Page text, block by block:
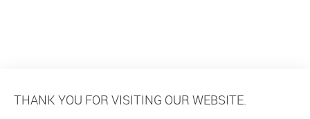
THANK YOU FOR VISITING OUR WEBSITE.